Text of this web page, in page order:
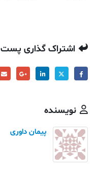
اشتراک گذاری پست
نویسنده
پیمان داوری